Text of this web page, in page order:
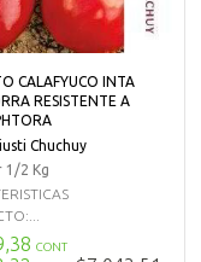
CALAFYUCO INTA
RESISTENTE A
Chuchuy
1/2 Kg
CONT